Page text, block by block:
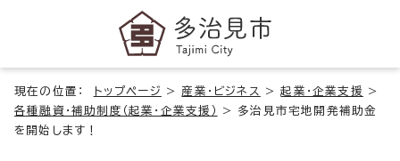
現在の位置： トップページ > 産業・ビジネス >起業・企業支援
>
各種融資・補助制度（起業・企業支援）
>多治見市宅地開発補助金
を開始します！